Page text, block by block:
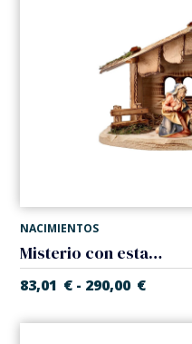
NACIMIENTOS
Misterio con establo (5 piezas) (Belen Casales)
83,01 € - 290,00 €